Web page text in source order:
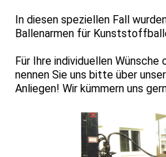
In diesen speziellen Fall
Ballenarmen für
Für Ihre individuellen
nennen Sie uns bitte über
Anliegen! Wir kümmern uns